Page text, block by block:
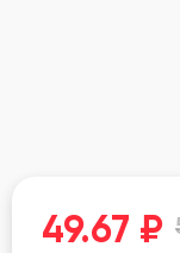
49.67 ₽